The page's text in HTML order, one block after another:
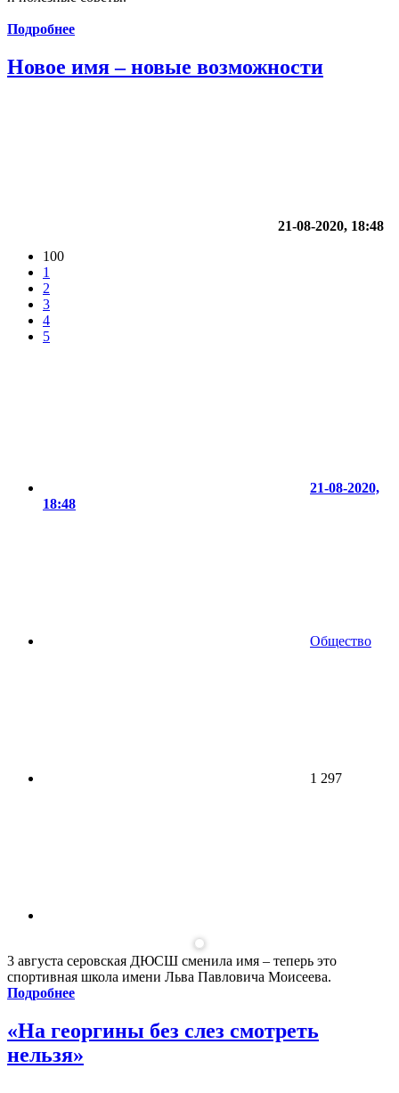
Подробнее
Новое имя – новые возможности
21-08-2020, 18:48
100
1
2
3
4
5
21-08-2020,
18:48
Общество
1 297
3 августа серовская ДЮСШ сменила имя – теперь это
спортивная школа имени Льва Павловича Моисеева.
Подробнее
«На георгины без слез смотреть
нельзя»